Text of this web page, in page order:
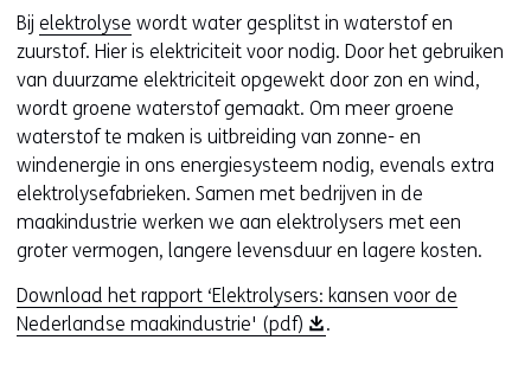
Bij elektrolyse wordt water gesplitst in waterstof en
zuurstof. Hier is elektriciteit voor nodig. Door het gebruiken
van duurzame elektriciteit opgewekt door zon en wind,
wordt groene waterstof gemaakt. Om meer groene
waterstof te maken is uitbreiding van zonne- en
windenergie in ons energiesysteem nodig, evenals extra
elektrolysefabrieken. Samen met bedrijven in de
maakindustrie werken we aan elektrolysers met een
groter vermogen, langere levensduur en lagere kosten.
Download het rapport ‘Elektrolysers: kansen voor de
Nederlandse maakindustrie' (pdf)
.